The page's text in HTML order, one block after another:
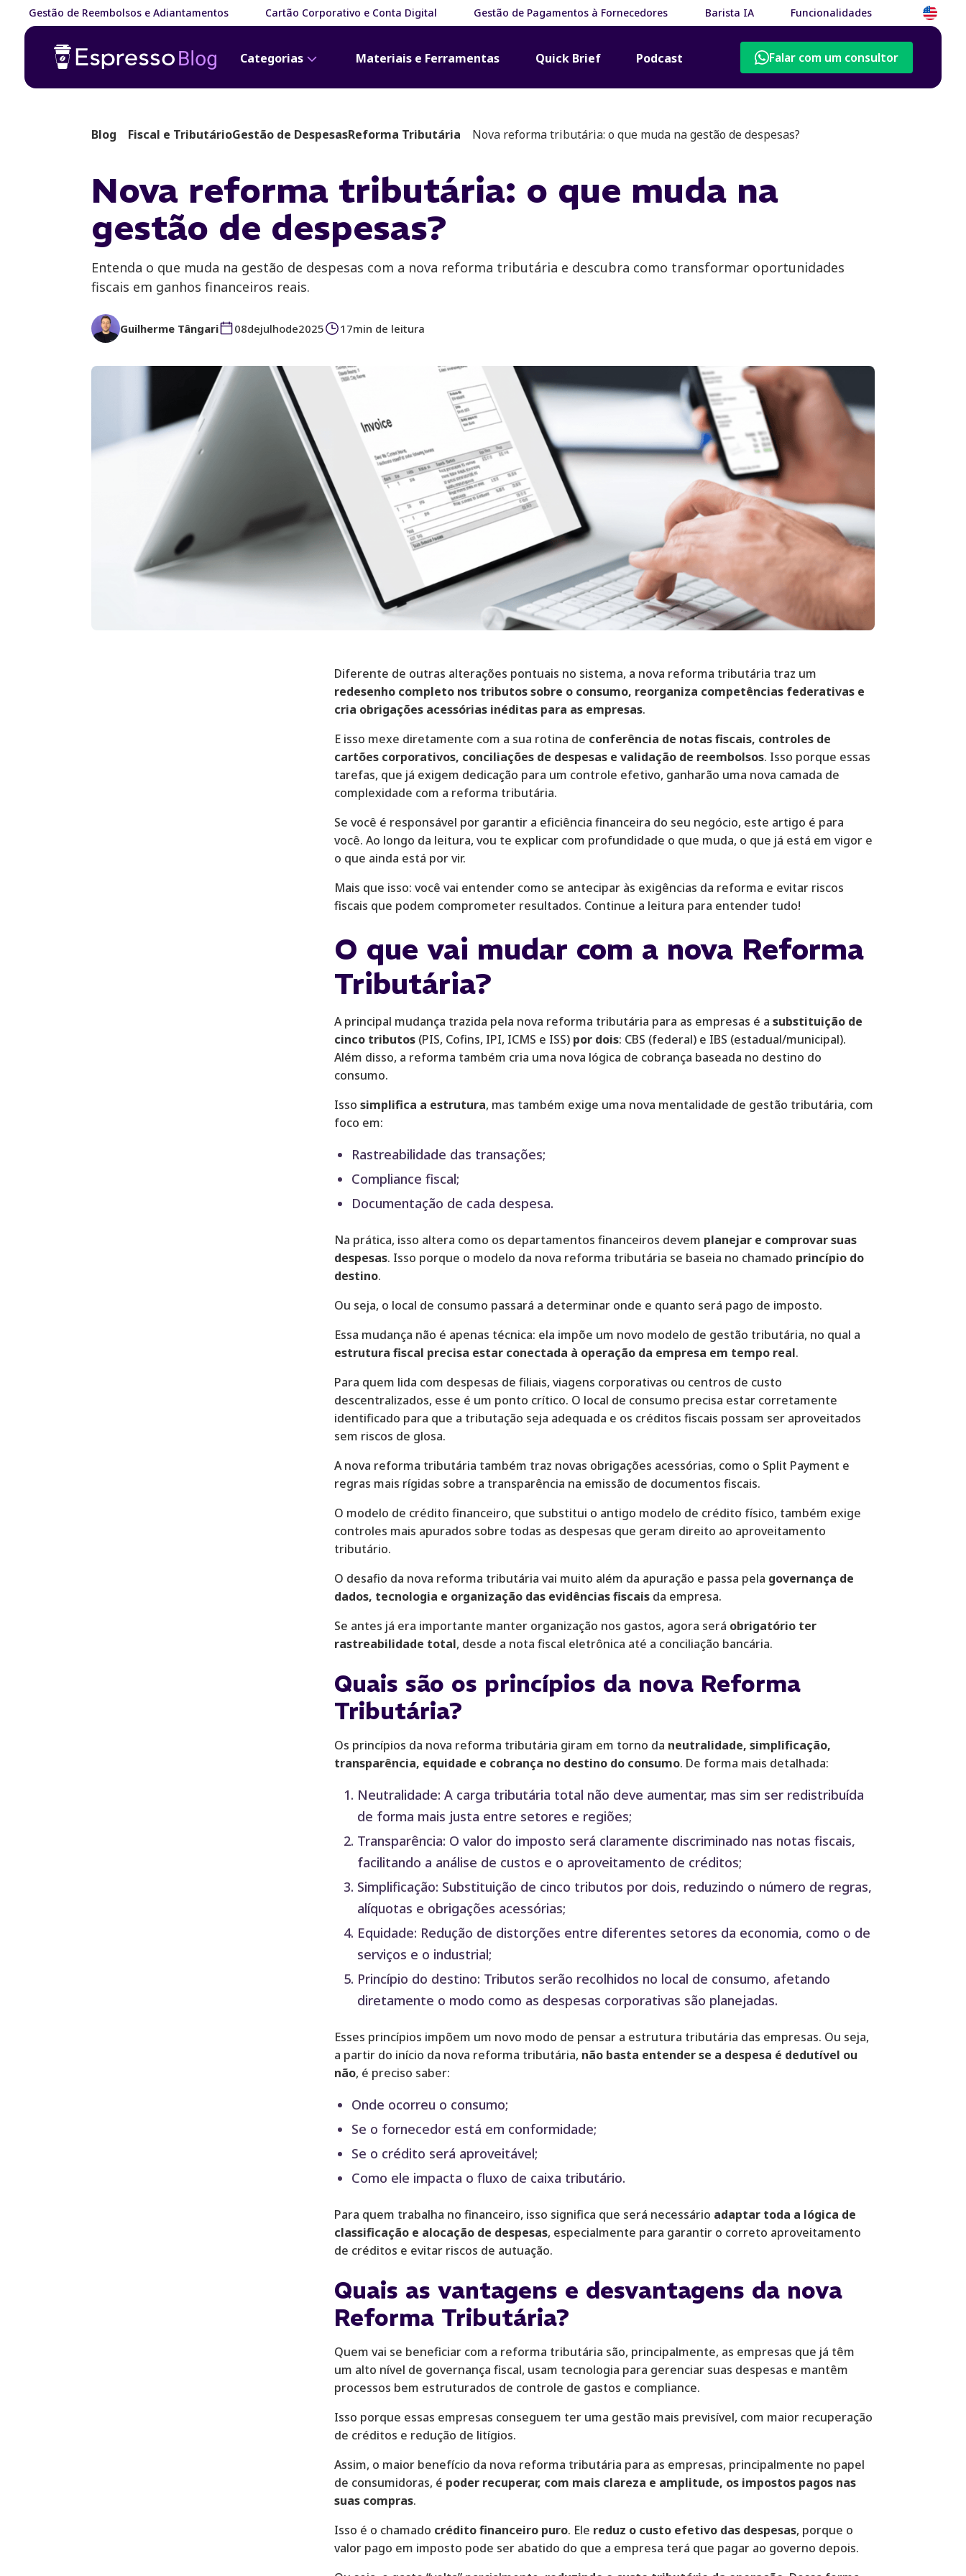
Gestão de Reembolsos e Adiantamentos Cartão Corporativo e Conta Digital Gestão de Pagamentos à Fornecedores Barista IA Funcionalidades
Categorias Materiais e Ferramentas Quick Brief Podcast Falar com um consultor
Blog Fiscal e TributárioGestão de DespesasReforma Tributária Nova reforma tributária: o que muda na gestão de despesas?
Nova reforma tributária: o que muda na
gestão de despesas?
Entenda o que muda na gestão de despesas com a nova reforma tributária e descubra como transformar oportunidades
fiscais em ganhos financeiros reais.
Guilherme Tângari 08dejulhode2025 17min de leitura
Diferente de outras alterações pontuais no sistema, a nova reforma tributária traz um
redesenho completo nos tributos sobre o consumo, reorganiza competências federativas e
cria obrigações acessórias inéditas para as empresas.
E isso mexe diretamente com a sua rotina de conferência de notas fiscais, controles de
cartões corporativos, conciliações de despesas e validação de reembolsos. Isso porque essas
tarefas, que já exigem dedicação para um controle efetivo, ganharão uma nova camada de
complexidade com a reforma tributária.
Se você é responsável por garantir a eficiência financeira do seu negócio, este artigo é para
você. Ao longo da leitura, vou te explicar com profundidade o que muda, o que já está em vigor e
o que ainda está por vir.
Mais que isso: você vai entender como se antecipar às exigências da reforma e evitar riscos
fiscais que podem comprometer resultados. Continue a leitura para entender tudo!
O que vai mudar com a nova Reforma
Tributária?
A principal mudança trazida pela nova reforma tributária para as empresas é a substituição de
cinco tributos (PIS, Cofins, IPI, ICMS e ISS) por dois: CBS (federal) e IBS (estadual/municipal).
Além disso, a reforma também cria uma nova lógica de cobrança baseada no destino do
consumo.
Isso simplifica a estrutura, mas também exige uma nova mentalidade de gestão tributária, com
foco em:
Rastreabilidade das transações;
Compliance fiscal;
Documentação de cada despesa.
Na prática, isso altera como os departamentos financeiros devem planejar e comprovar suas
despesas. Isso porque o modelo da nova reforma tributária se baseia no chamado princípio do
destino.
Ou seja, o local de consumo passará a determinar onde e quanto será pago de imposto.
Essa mudança não é apenas técnica: ela impõe um novo modelo de gestão tributária, no qual a
estrutura fiscal precisa estar conectada à operação da empresa em tempo real.
Para quem lida com despesas de filiais, viagens corporativas ou centros de custo
descentralizados, esse é um ponto crítico. O local de consumo precisa estar corretamente
identificado para que a tributação seja adequada e os créditos fiscais possam ser aproveitados
sem riscos de glosa.
A nova reforma tributária também traz novas obrigações acessórias, como o Split Payment e
regras mais rígidas sobre a transparência na emissão de documentos fiscais.
O modelo de crédito financeiro, que substitui o antigo modelo de crédito físico, também exige
controles mais apurados sobre todas as despesas que geram direito ao aproveitamento
tributário.
O desafio da nova reforma tributária vai muito além da apuração e passa pela governança de
dados, tecnologia e organização das evidências fiscais da empresa.
Se antes já era importante manter organização nos gastos, agora será obrigatório ter
rastreabilidade total, desde a nota fiscal eletrônica até a conciliação bancária.
Quais são os princípios da nova Reforma
Tributária?
Os princípios da nova reforma tributária giram em torno da neutralidade, simplificação,
transparência, equidade e cobrança no destino do consumo. De forma mais detalhada:
Neutralidade: A carga tributária total não deve aumentar, mas sim ser redistribuída
de forma mais justa entre setores e regiões;
Transparência: O valor do imposto será claramente discriminado nas notas fiscais,
facilitando a análise de custos e o aproveitamento de créditos;
Simplificação: Substituição de cinco tributos por dois, reduzindo o número de regras,
alíquotas e obrigações acessórias;
Equidade: Redução de distorções entre diferentes setores da economia, como o de
serviços e o industrial;
Princípio do destino: Tributos serão recolhidos no local de consumo, afetando
diretamente o modo como as despesas corporativas são planejadas.
Esses princípios impõem um novo modo de pensar a estrutura tributária das empresas. Ou seja,
a partir do início da nova reforma tributária, não basta entender se a despesa é dedutível ou
não, é preciso saber:
Onde ocorreu o consumo;
Se o fornecedor está em conformidade;
Se o crédito será aproveitável;
Como ele impacta o fluxo de caixa tributário.
Para quem trabalha no financeiro, isso significa que será necessário adaptar toda a lógica de
classificação e alocação de despesas, especialmente para garantir o correto aproveitamento
de créditos e evitar riscos de autuação.
Quais as vantagens e desvantagens da nova
Reforma Tributária?
Quem vai se beneficiar com a reforma tributária são, principalmente, as empresas que já têm
um alto nível de governança fiscal, usam tecnologia para gerenciar suas despesas e mantêm
processos bem estruturados de controle de gastos e compliance.
Isso porque essas empresas conseguem ter uma gestão mais previsível, com maior recuperação
de créditos e redução de litígios.
Assim, o maior benefício da nova reforma tributária para as empresas, principalmente no papel
de consumidoras, é poder recuperar, com mais clareza e amplitude, os impostos pagos nas
suas compras.
Isso é o chamado crédito financeiro puro. Ele reduz o custo efetivo das despesas, porque o
valor pago em imposto pode ser abatido do que a empresa terá que pagar ao governo depois.